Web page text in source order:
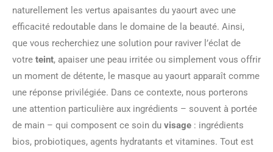
naturellement les vertus apaisantes du yaourt avec une
efficacité redoutable dans le domaine de la beauté. Ainsi,
que vous recherchiez une solution pour raviver l’éclat de
votre teint, apaiser une peau irritée ou simplement vous offrir
un moment de détente, le masque au yaourt apparaît comme
une réponse privilégiée. Dans ce contexte, nous porterons
une attention particulière aux ingrédients – souvent à portée
de main – qui composent ce soin du visage : ingrédients
bios, probiotiques, agents hydratants et vitamines. Tout est